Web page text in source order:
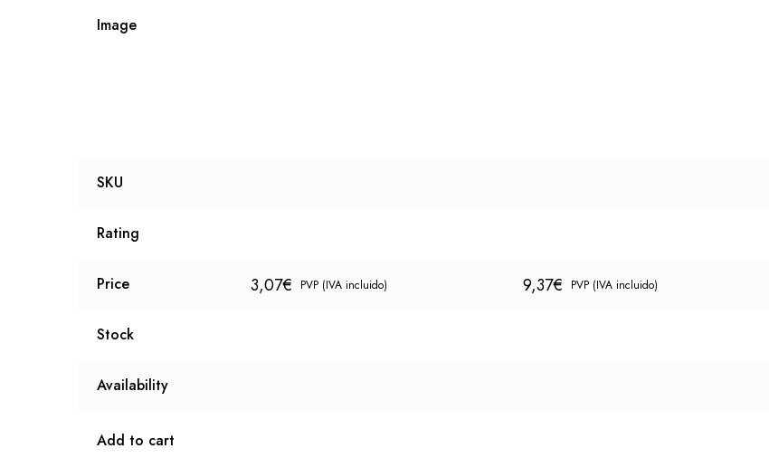
Image
SKU
Rating
Price 3,07€ PVP (IVA incluido) 9,37€ PVP (IVA incluido)
Stock
Availability
Add to cart